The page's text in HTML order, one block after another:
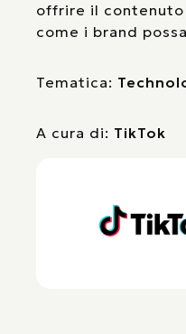
offrire il contenuto
come i brand
Tematica:
A cura di: TikTok